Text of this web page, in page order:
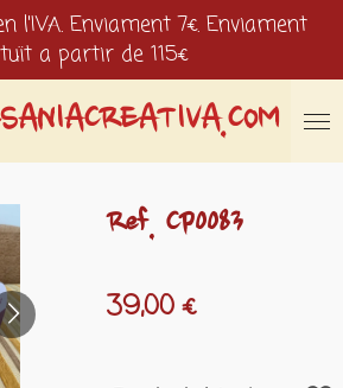
l'IVA. Enviament 7€. Enviament
a partir de 115€
Ref. CP0083
39,00 €